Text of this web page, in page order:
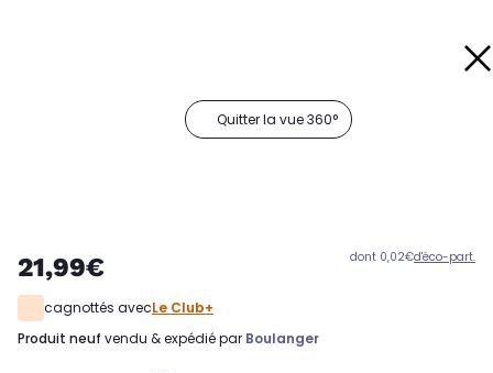
Quitter la vue 360°
21,99€ dont 0,02€d'éco-part.
cagnottés avecLe Club+
produit neuf vendu & expédié par Boulanger